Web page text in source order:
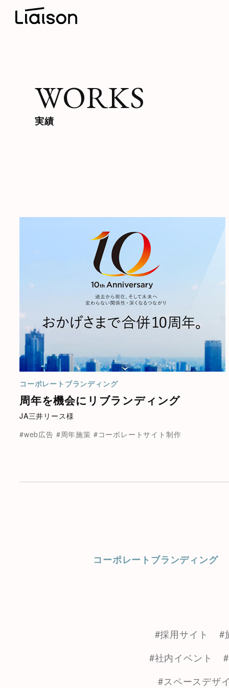
WORKS
実績
コーポレートブランディング
周年を機会にリブランディング
JA三井リース様
#web広告 #周年施策 #コーポレートサイト制作
コーポレートブランディング
#採用サイト #
#社内イベント
#スペースデザ